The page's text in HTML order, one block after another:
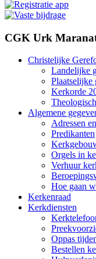
CGK Urk
Christelijke
Landelijke
Plaatselijke
Kerkorde
Algemene
Adressen
Predikanten
Orgels in
Verhuur
Hoe gaan
Kerkenraad
Kerkdiensten
Oppas
Bestellen